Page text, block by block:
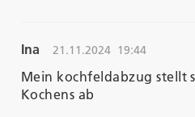
Ina 21.11.2024 19:44
Mein kochfeldabzug stellt
Kochens ab